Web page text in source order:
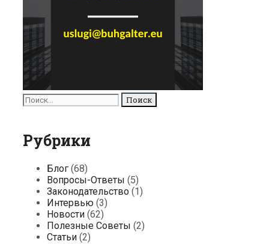
Поиск
для:
Рубрики
Блог (68)
Вопросы-Ответы (5)
Законодательство (1)
Интервью (3)
Новости (62)
Полезные Советы (2)
Статьи (2)